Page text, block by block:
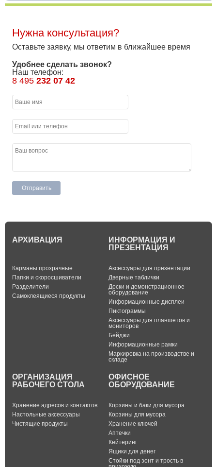
Нужна консультация?
Оставьте заявку, мы ответим в ближайшее время
Удобнее сделать звонок?
Наш телефон:
8 495 232 07 42
АРХИВАЦИЯ
Карманы прозрачные
Папки и скоросшиватели
Разделители
Самоклеящиеся продукты
ИНФОРМАЦИЯ И
ПРЕЗЕНТАЦИЯ
Аксессуары для презентации
Дверные таблички
Доски и демонстрационное
оборудование
Информационные дисплеи
Пиктограммы
Аксессуары для планшетов и
мониторов
Бейджи
Информационные рамки
Маркировка на производстве и
складе
ОРГАНИЗАЦИЯ
РАБОЧЕГО СТОЛА
Хранение адресов и контактов
Настольные аксессуары
Чистящие продукты
ОФИСНОЕ
ОБОРУДОВАНИЕ
Корзины и баки для мусора
Корзины для мусора
Хранение ключей
Аптечки
Кейтеринг
Ящики для денег
Стойки под зонт и трость в